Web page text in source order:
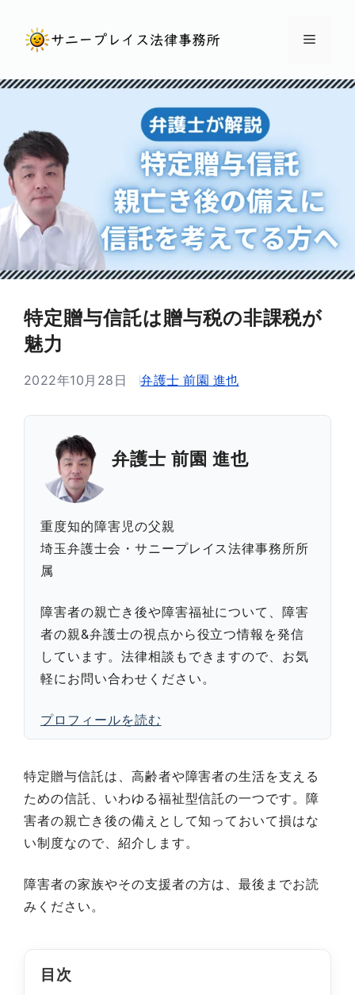
ン
ス
キ
ッ
プ
メ
ニ
特定贈与信託は贈与税の非課税が
魅力
2022年10月28日 弁護士 前園 進也
弁護士 前園 進也
重度知的障害児の父親
埼玉弁護士会・サニープレイス法律事務所所
属
障害者の親亡き後や障害福祉について、障害
者の親&弁護士の視点から役立つ情報を発信
しています。法律相談もできますので、お気
軽にお問い合わせください。
プロフィールを読む
特定贈与信託は、高齢者や障害者の生活を支える
ための信託、いわゆる福祉型信託の一つです。障
害者の親亡き後の備えとして知っておいて損はな
い制度なので、紹介します。
障害者の家族やその支援者の方は、最後までお読
みください。
目次